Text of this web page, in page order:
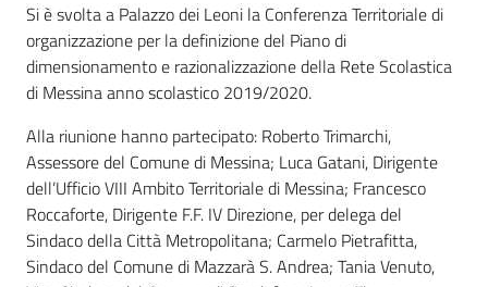
Si è svolta a Palazzo dei Leoni la Conferenza Territoriale di
organizzazione per la definizione del Piano di
dimensionamento e razionalizzazione della Rete Scolastica
di Messina anno scolastico 2019/2020.
Alla riunione hanno partecipato: Roberto Trimarchi,
Assessore del Comune di Messina; Luca Gatani, Dirigente
dell’Ufficio VIII Ambito Territoriale di Messina; Francesco
Roccaforte, Dirigente F.F. IV Direzione, per delega del
Sindaco della Città Metropolitana; Carmelo Pietrafitta,
Sindaco del Comune di Mazzarà S. Andrea; Tania Venuto,